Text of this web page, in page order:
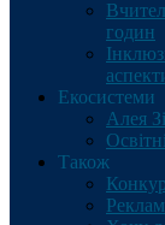
годин
Екосистеми
Алея
Також